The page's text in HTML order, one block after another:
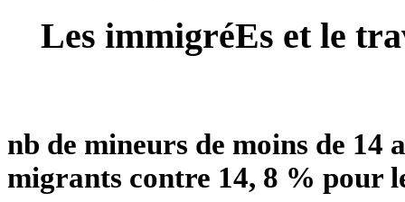
Les immigréEs et le
nb de mineurs de moins de 14
migrants contre 14, 8 % pour